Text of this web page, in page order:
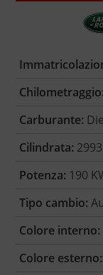
Chilometraggio:
Carburante:
Cilindrata:
Potenza: 190
Tipo cambio:
Colore interno:
Colore esterno: